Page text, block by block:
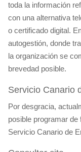
toda la información
con una alternativa
o certificado digital.
autogestión, donde
la organización se
brevedad posible.
Servicio Canario
Por desgracia,
posible programar
Servicio Canario de